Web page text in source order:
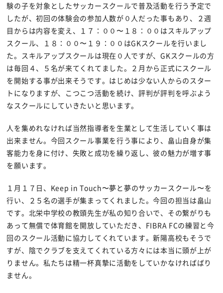
験の子を対象としたサッカースクールで普及活動を行う予定で
したが、初回の体験会の参加人数が０人だった事もあり、２週
目からは内容を変え、１７：００〜１８：００はスキルアップ
スクール、１８：００〜１９：００はGKスクールを行いまし
た。スキルアップスクールは現在０人ですが、GKスクールの方
は毎回４、５名が来てくれてました。２月から正式にスクール
を開始する事が出来そうです。はじめは少ない人からのスター
トになりますが、こつこつ活動を続け、評判が評判を呼ぶよう
なスクールにしていきたいと思います。
人を集めれなければ当然指導者を生業として生活していく事は
出来ません。今回スクール事業を行う事により、畠山自身が集
客能力を身に付け、失敗と成功を繰り返し、彼の魅力が増す事
を願います。
１月１７日、Keep in Touch〜夢と夢のサッカースクール〜を
行い、２５名の選手が集まってくれました。今回の担当は畠山
です。北栄中学校の教頭先生が私の知り合いで、その繋がりも
あって無償で体育館を開放していただき、FIBRA FCの練習と今
回のスクール活動に協力してくれています。新陽高校もそうで
すが、陰でクラブを支えてくれている方々には本当に頭が上が
りません。私たちは精一杯真摯に活動をしていかなければばり
ません。